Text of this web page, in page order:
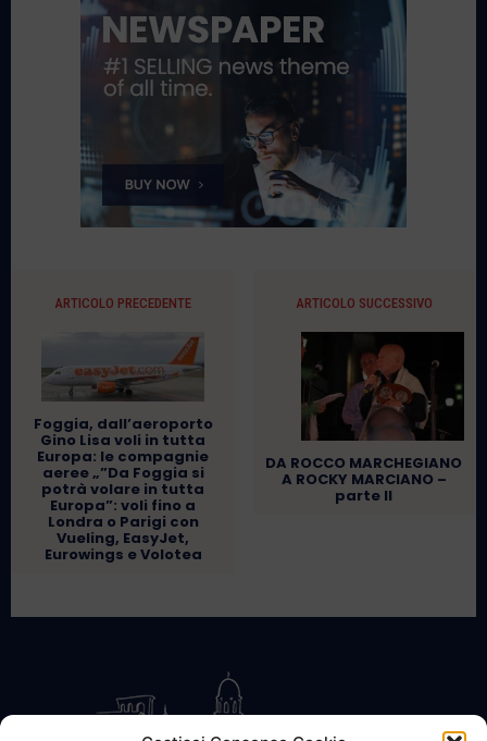
ARTICOLO PRECEDENTE
Foggia, dall’aeroporto
Gino Lisa voli in tutta
Europa: le compagnie
aeree „”Da Foggia si
potrà volare in tutta
Europa”: voli fino a
Londra o Parigi con
Vueling, EasyJet,
Eurowings e Volotea
ARTICOLO SUCCESSIVO
DA ROCCO MARCHEGIANO
A ROCKY MARCIANO –
parte II